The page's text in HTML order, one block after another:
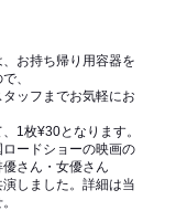
お持ち帰り用容器を
、
ッフまでお気軽にお
1枚¥30となります。
ードショーの映画の
さん・女優さん
しました。詳細は当